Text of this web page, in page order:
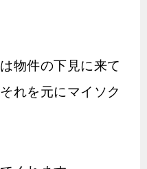
物件の下見に来て
れを元にマイソク